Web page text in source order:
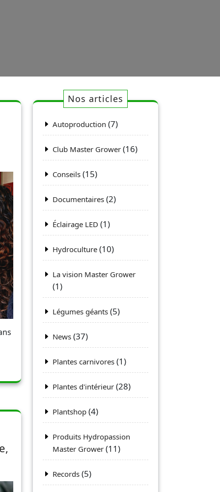
Nos articles
Autoproduction (7)
Club Master Grower (16)
Conseils (15)
Documentaires (2)
Éclairage LED (1)
Hydroculture (10)
La vision Master Grower
(1)
Légumes géants (5)
News (37)
Plantes carnivores (1)
Plantes d'intérieur (28)
Plantshop (4)
Produits Hydropassion
Master Grower (11)
Records (5)